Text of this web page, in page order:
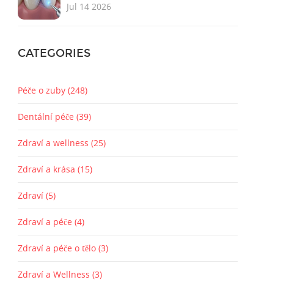
Jul 14 2026
CATEGORIES
Péče o zuby (248)
Dentální péče (39)
Zdraví a wellness (25)
Zdraví a krása (15)
Zdraví (5)
Zdraví a péče (4)
Zdraví a péče o tělo (3)
Zdraví a Wellness (3)